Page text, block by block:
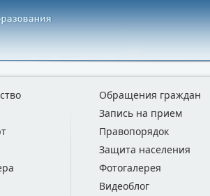
Обращения граждан
Запись на прием
Правопорядок
Защита населения
Фотогалерея
Видеоблог